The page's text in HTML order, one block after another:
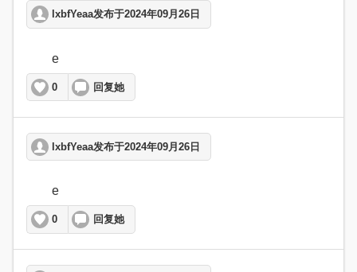
lxbfYeaa发布于2024年09月26日
	e
0 回复她
lxbfYeaa发布于2024年09月26日
	e
0 回复她